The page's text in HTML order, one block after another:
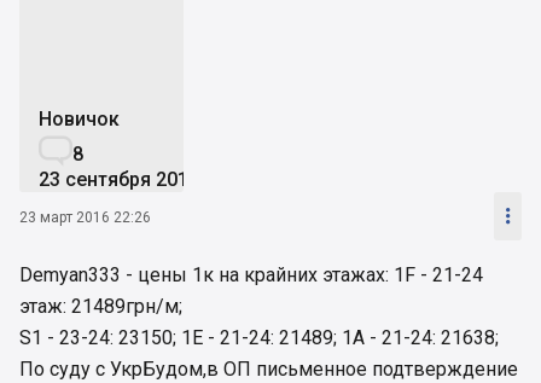
Новичок
8
23 сентября 2015
23 март 2016 22:26 
Demyan333 - цены 1к на крайних этажах: 1F - 21-24
этаж: 21489грн/м;
S1 - 23-24: 23150; 1E - 21-24: 21489; 1A - 21-24: 21638;
По суду с УкрБудом,в ОП письменное подтверждение